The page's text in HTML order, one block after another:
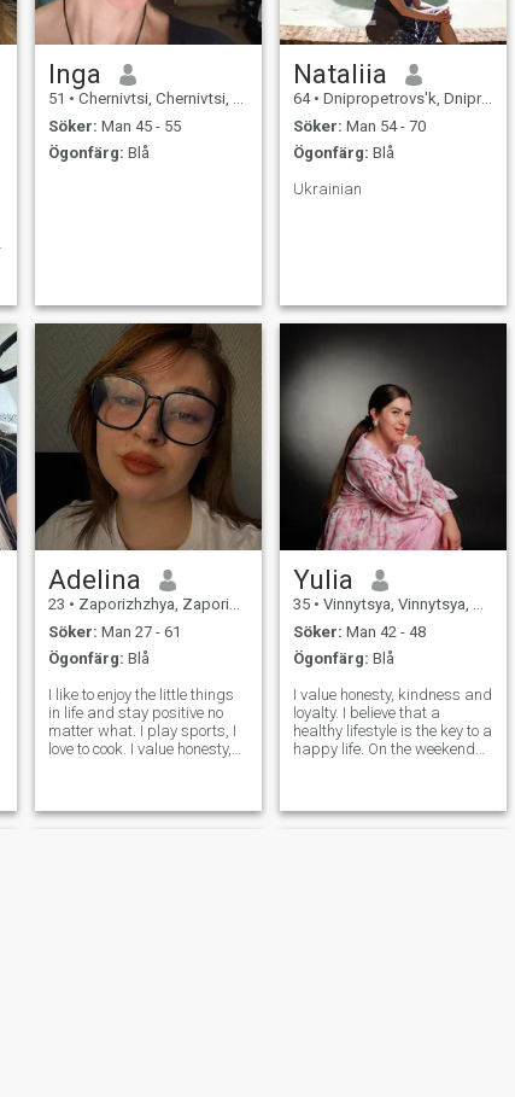
Inga
51 • Chernivtsi, Chernivtsi, Ukraina
Söker: Man 45 - 55
Ögonfärg: Blå
Nataliia
64 • Dnipropetrovs'k, Dnipropetrovs'k, Ukraina
Söker: Man 54 - 70
Ögonfärg: Blå
Ukrainian
Adelina
23 • Zaporizhzhya, Zaporizhzhya, Ukraina
Söker: Man 27 - 61
Ögonfärg: Blå
I like to enjoy the little things
in life and stay positive no
matter what. I play sports, I
love to cook. I value honesty,
Yulia
35 • Vinnytsya, Vinnytsya, Ukraina
Söker: Man 42 - 48
Ögonfärg: Blå
I value honesty, kindness and
loyalty. I believe that a
healthy lifestyle is the key to a
happy life. On the weekends I
looking for a partner who